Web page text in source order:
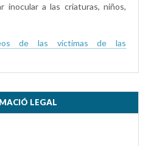
inocular a las criaturas, niños,
de las víctimas de las
LEGAL